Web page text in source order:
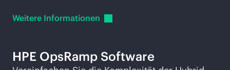
Weitere Informationen
HPE OpsRamp Software